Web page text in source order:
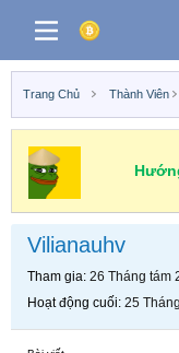
Trang Chủ Thành Viên
Vilianauhv
Tham gia 26 Tháng tám
Hoạt động cuối 25